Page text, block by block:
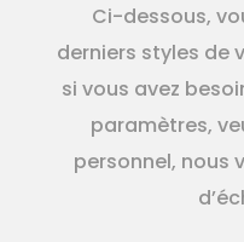
Ci-dessous,
derniers styles de
si vous avez
paramètres,
personnel, nous